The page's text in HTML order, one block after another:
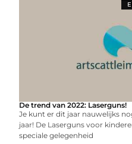
De trend van 2022: Laserguns!
Je kunt er dit jaar nauwelijks
jaar! De Laserguns voor
speciale gelegenheid